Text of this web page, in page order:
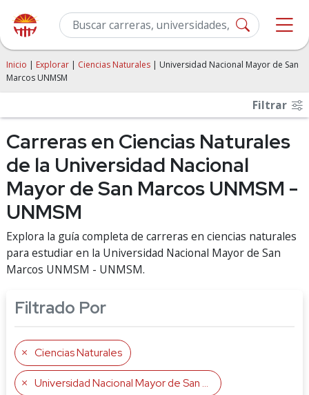
Inicio | Explorar | Ciencias Naturales | Universidad Nacional Mayor de San
Marcos UNMSM
Filtrar
Carreras en Ciencias Naturales
de la Universidad Nacional
Mayor de San Marcos UNMSM -
UNMSM
Explora la guía completa de carreras en ciencias naturales
para estudiar en la Universidad Nacional Mayor de San
Marcos UNMSM - UNMSM.
Filtrado Por
Ciencias Naturales
Universidad Nacional Mayor de San Marcos UNMSM